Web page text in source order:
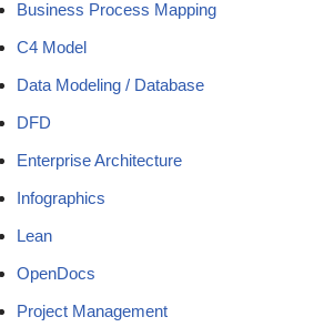
Business Process Mapping
C4 Model
Data Modeling / Database
DFD
Enterprise Architecture
Infographics
Lean
OpenDocs
Project Management